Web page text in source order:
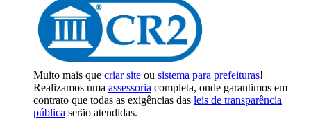
Muito mais que criar site ou sistema para prefeituras!
Realizamos uma assessoria completa, onde garantimos em
contrato que todas as exigências das leis de transparência
pública serão atendidas.